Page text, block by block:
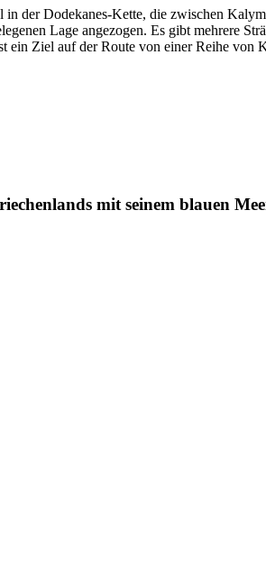
in der Dodekanes-Kette, die zwischen
Lage angezogen. Es gibt mehrere
ein Ziel auf der Route von einer Reihe von
mit seinem blauen